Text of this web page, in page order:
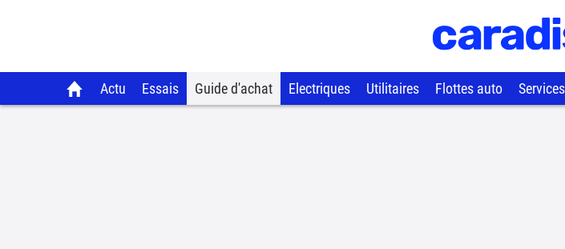
Actu Essais Guide d'achat Electriques Utilitaires Flottes auto Services